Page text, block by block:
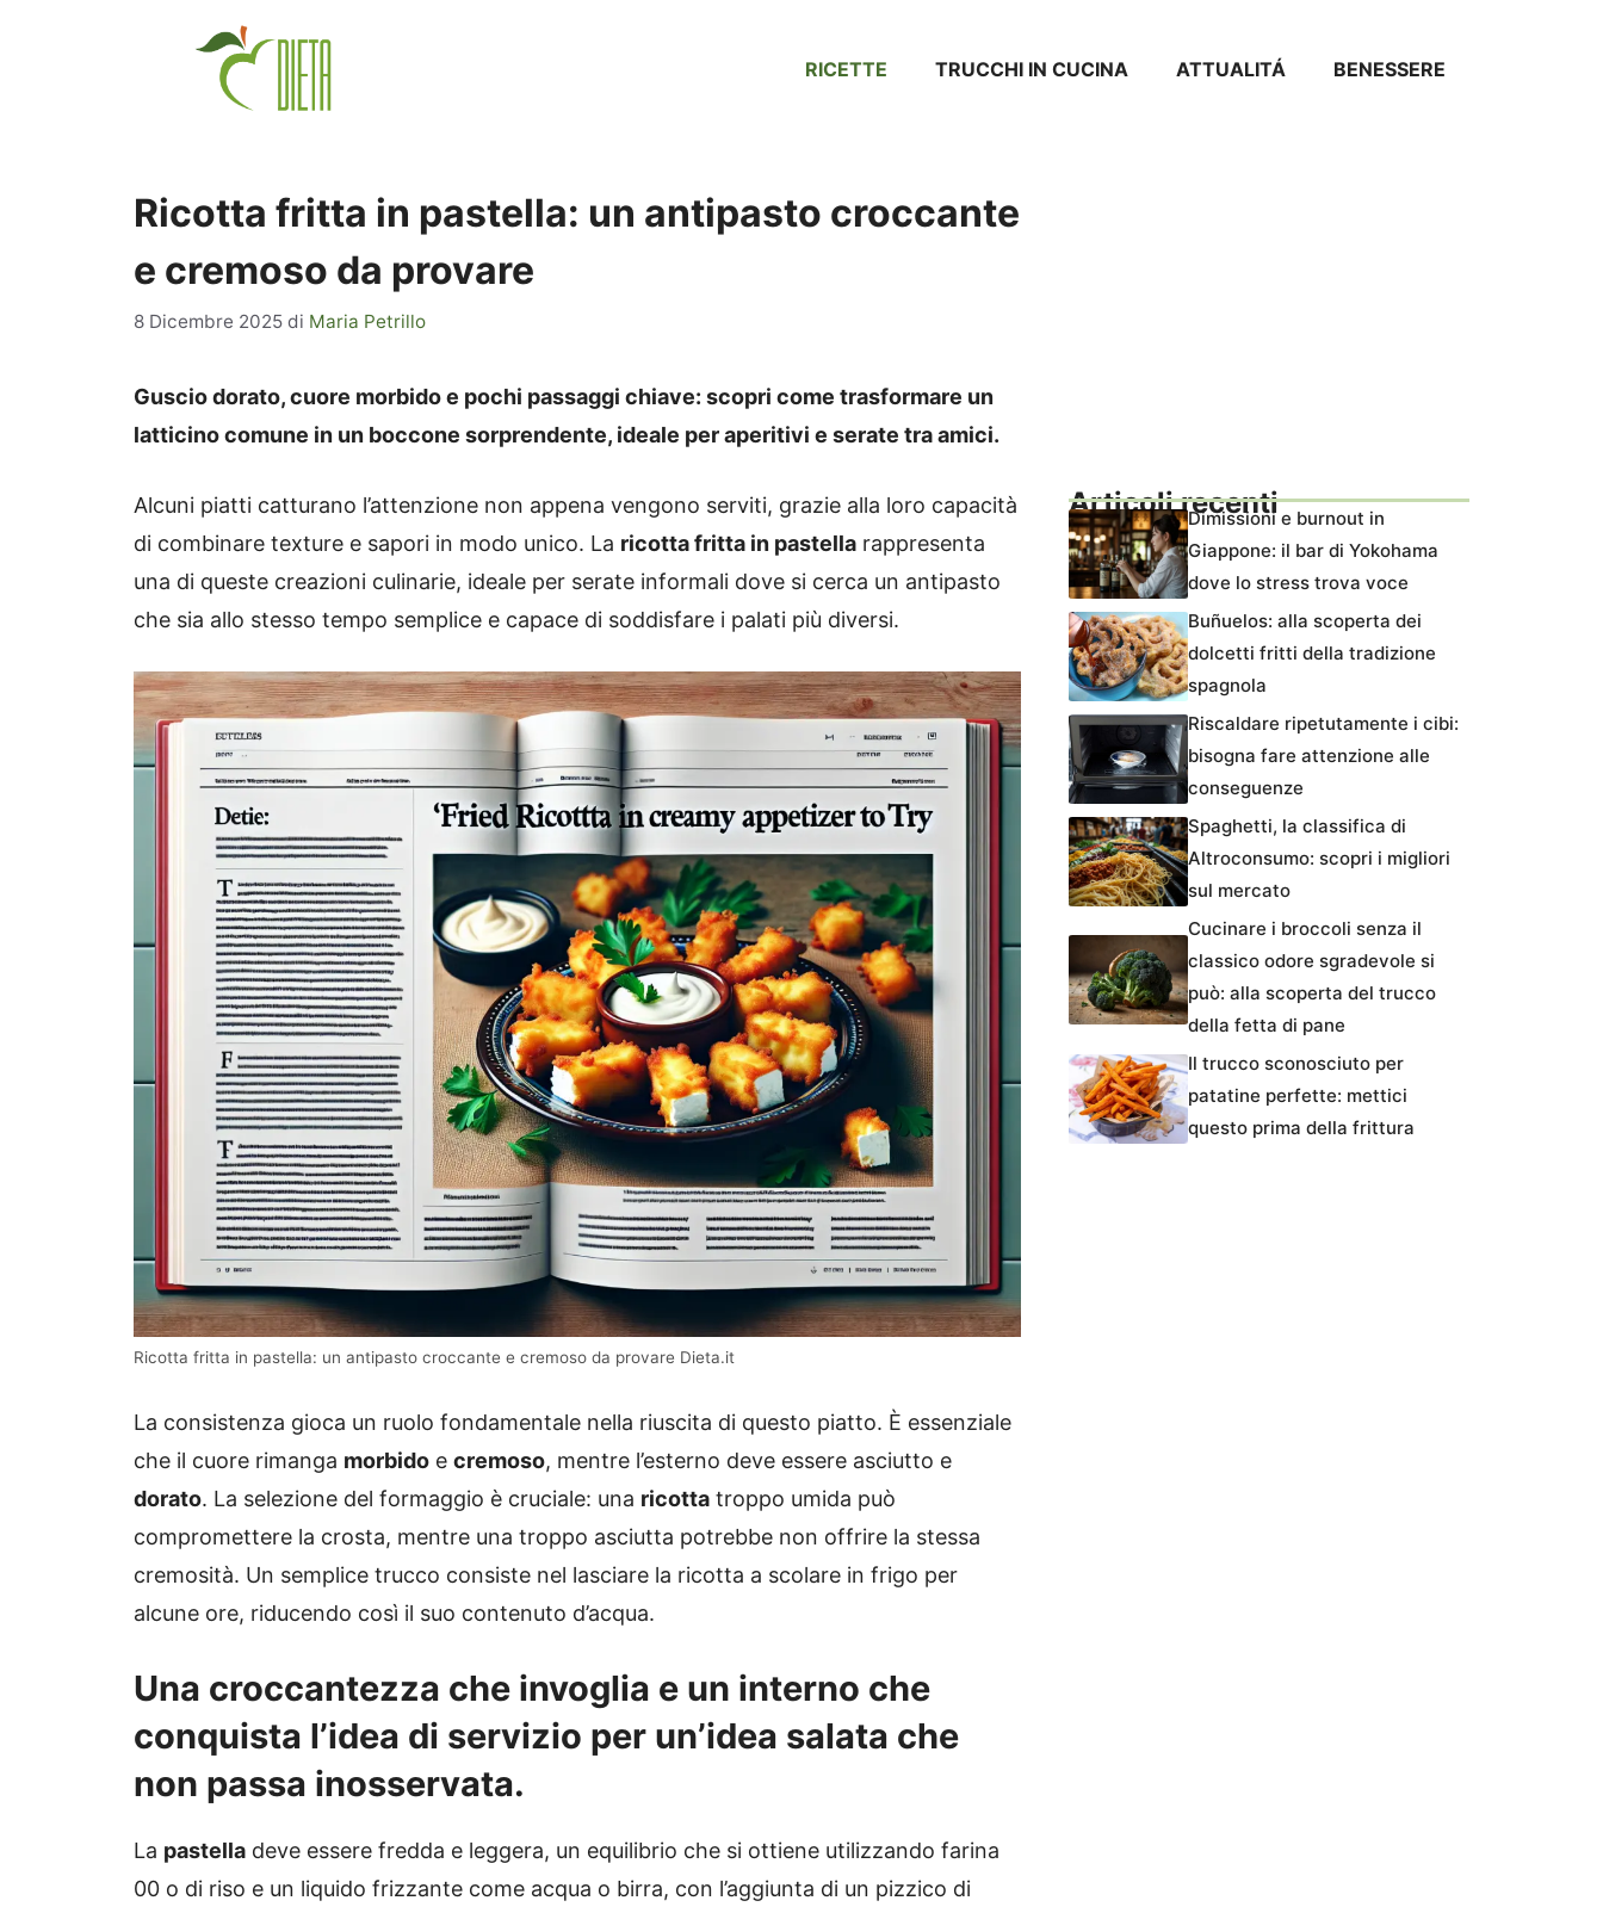
RICETTE TRUCCHI IN CUCINA ATTUALITÁ BENESSERE
Ricotta fritta in pastella: un antipasto croccante
e cremoso da provare
8 Dicembre 2025 di Maria Petrillo
Guscio dorato, cuore morbido e pochi passaggi chiave: scopri come trasformare un
latticino comune in un boccone sorprendente, ideale per aperitivi e serate tra amici.
Alcuni piatti catturano l’attenzione non appena vengono serviti, grazie alla loro capacità
di combinare texture e sapori in modo unico. La ricotta fritta in pastella rappresenta
una di queste creazioni culinarie, ideale per serate informali dove si cerca un antipasto
che sia allo stesso tempo semplice e capace di soddisfare i palati più diversi.
Ricotta fritta in pastella: un antipasto croccante e cremoso da provare Dieta.it
La consistenza gioca un ruolo fondamentale nella riuscita di questo piatto. È essenziale
che il cuore rimanga morbido e cremoso, mentre l’esterno deve essere asciutto e
dorato. La selezione del formaggio è cruciale: una ricotta troppo umida può
compromettere la crosta, mentre una troppo asciutta potrebbe non offrire la stessa
cremosità. Un semplice trucco consiste nel lasciare la ricotta a scolare in frigo per
alcune ore, riducendo così il suo contenuto d’acqua.
Una croccantezza che invoglia e un interno che
conquista l’idea di servizio per un’idea salata che
non passa inosservata.
La pastella deve essere fredda e leggera, un equilibrio che si ottiene utilizzando farina
00 o di riso e un liquido frizzante come acqua o birra, con l’aggiunta di un pizzico di
Articoli recentiDimissioni e burnout in
Giappone: il bar di Yokohama
dove lo stress trova voce
Buñuelos: alla scoperta dei
dolcetti fritti della tradizione
spagnola
Riscaldare ripetutamente i cibi:
bisogna fare attenzione alle
conseguenze
Spaghetti, la classifica di
Altroconsumo: scopri i migliori
sul mercato
Cucinare i broccoli senza il
classico odore sgradevole si
può: alla scoperta del trucco
della fetta di pane
Il trucco sconosciuto per
patatine perfette: mettici
questo prima della frittura